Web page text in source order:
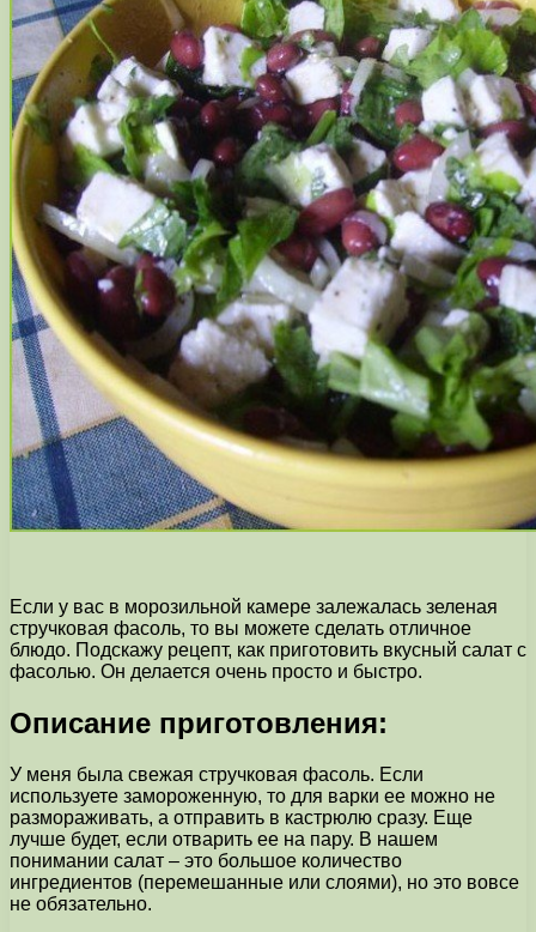
Если у вас в морозильной камере залежалась зеленая
стручковая фасоль, то вы можете сделать отличное
блюдо. Подскажу рецепт, как приготовить вкусный салат с
фасолью. Он делается очень просто и быстро.
Описание приготовления:
У меня была свежая стручковая фасоль. Если
используете замороженную, то для варки ее можно не
размораживать, а отправить в кастрюлю сразу. Еще
лучше будет, если отварить ее на пару. В нашем
понимании салат – это большое количество
ингредиентов (перемешанные или слоями), но это вовсе
не обязательно.